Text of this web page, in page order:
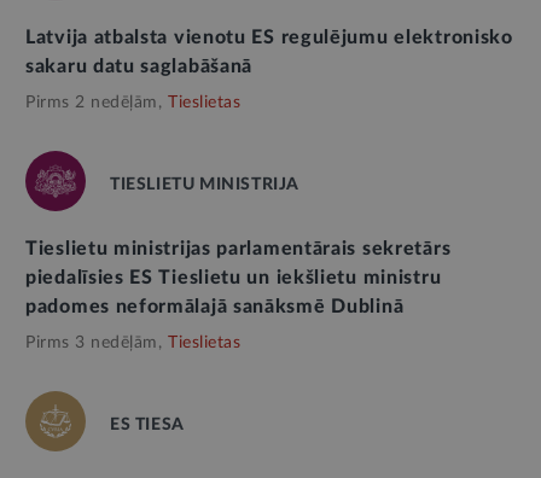
Latvija atbalsta vienotu ES regulējumu elektronisko
sakaru datu saglabāšanā
Pirms 2 nedēļām, Tieslietas
TIESLIETU MINISTRIJA
Tieslietu ministrijas parlamentārais sekretārs
piedalīsies ES Tieslietu un iekšlietu ministru
padomes neformālajā sanāksmē Dublinā
Pirms 3 nedēļām, Tieslietas
ES TIESA